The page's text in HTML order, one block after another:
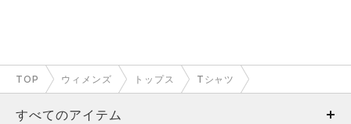
TOP ウィメンズ トップス Tシャツ
すべてのアイテム